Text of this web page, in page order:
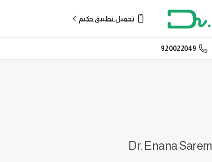
تحميل تطبيق حكيم
920022049
Dr. Enana Sarem